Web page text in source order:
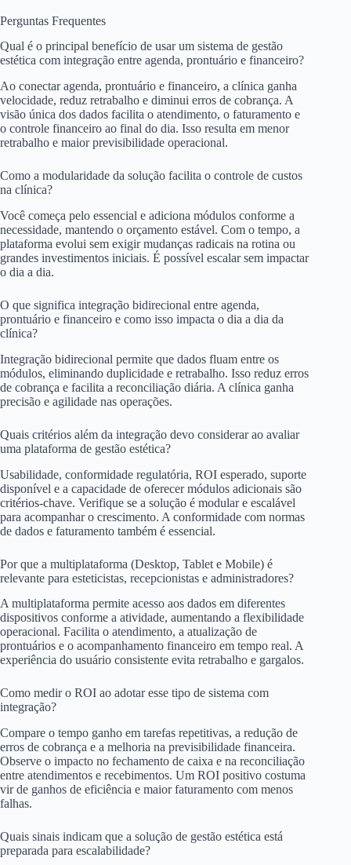
Perguntas Frequentes
Qual é o principal benefício de usar um sistema de gestão
estética com integração entre agenda, prontuário e financeiro?
Ao conectar agenda, prontuário e financeiro, a clínica ganha
velocidade, reduz retrabalho e diminui erros de cobrança. A
visão única dos dados facilita o atendimento, o faturamento e
o controle financeiro ao final do dia. Isso resulta em menor
retrabalho e maior previsibilidade operacional.
Como a modularidade da solução facilita o controle de custos
na clínica?
Você começa pelo essencial e adiciona módulos conforme a
necessidade, mantendo o orçamento estável. Com o tempo, a
plataforma evolui sem exigir mudanças radicais na rotina ou
grandes investimentos iniciais. É possível escalar sem impactar
o dia a dia.
O que significa integração bidirecional entre agenda,
prontuário e financeiro e como isso impacta o dia a dia da
clínica?
Integração bidirecional permite que dados fluam entre os
módulos, eliminando duplicidade e retrabalho. Isso reduz erros
de cobrança e facilita a reconciliação diária. A clínica ganha
precisão e agilidade nas operações.
Quais critérios além da integração devo considerar ao avaliar
uma plataforma de gestão estética?
Usabilidade, conformidade regulatória, ROI esperado, suporte
disponível e a capacidade de oferecer módulos adicionais são
critérios-chave. Verifique se a solução é modular e escalável
para acompanhar o crescimento. A conformidade com normas
de dados e faturamento também é essencial.
Por que a multiplataforma (Desktop, Tablet e Mobile) é
relevante para esteticistas, recepcionistas e administradores?
A multiplataforma permite acesso aos dados em diferentes
dispositivos conforme a atividade, aumentando a flexibilidade
operacional. Facilita o atendimento, a atualização de
prontuários e o acompanhamento financeiro em tempo real. A
experiência do usuário consistente evita retrabalho e gargalos.
Como medir o ROI ao adotar esse tipo de sistema com
integração?
Compare o tempo ganho em tarefas repetitivas, a redução de
erros de cobrança e a melhoria na previsibilidade financeira.
Observe o impacto no fechamento de caixa e na reconciliação
entre atendimentos e recebimentos. Um ROI positivo costuma
vir de ganhos de eficiência e maior faturamento com menos
falhas.
Quais sinais indicam que a solução de gestão estética está
preparada para escalabilidade?